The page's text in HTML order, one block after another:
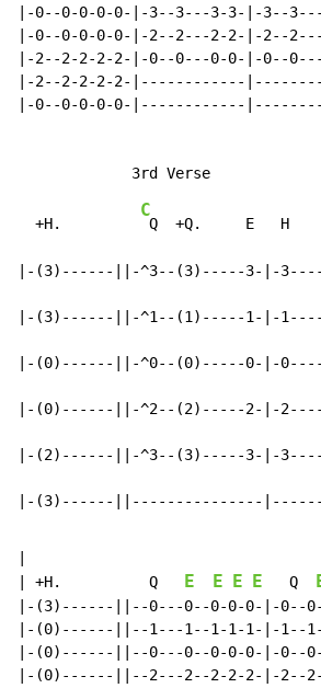
|-0--0-0-0-0-|-3--3---3-3-|-3--
|-0--0-0-0-0-|-2--2---2-2-|-2--
|-2--2-2-2-2-|-0--0---0-0-|-0--
|-2--2-2-2-2-|------------
|-0--0-0-0-0-|------------
  +H.
C
Q  +Q.     E   H
|-(3)------||-^3--(3)-----3-|-
|-(3)------||-^1--(1)-----1-|-
|-(0)------||-^0--(0)-----0-|-
|-(0)------||-^2--(2)-----2-|-
|-(2)------||-^3--(3)-----3-|-
|-(3)------||---------------
| +H.          Q
E E E E
   Q
|-(3)------||--0---0--0-0-0-|-0--0-
|-(0)------||--1---1--1-1-1-|-1--1-
|-(0)------||--0---0--0-0-0-|-0--0-
|-(0)------||--2---2--2-2-2-|-2--2-